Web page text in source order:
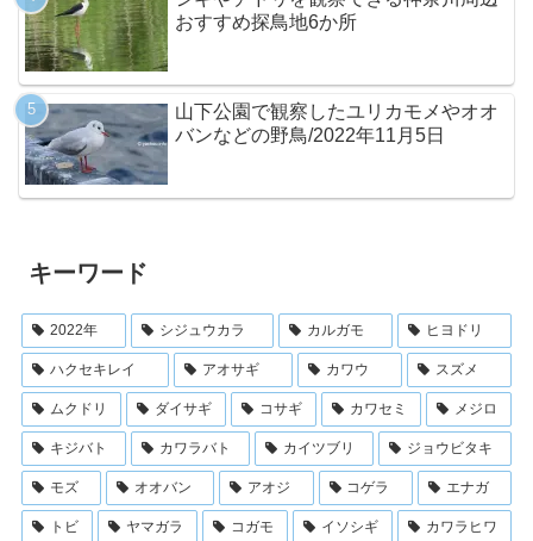
おすすめ探鳥地6か所
山下公園で観察したユリカモメやオオ
バンなどの野鳥/2022年11月5日
キーワード
2022年 シジュウカラ カルガモ ヒヨドリ
ハクセキレイ アオサギ カワウ スズメ
ムクドリ ダイサギ コサギ カワセミ メジロ
キジバト カワラバト カイツブリ ジョウビタキ
モズ オオバン アオジ コゲラ エナガ
トビ ヤマガラ コガモ イソシギ カワラヒワ